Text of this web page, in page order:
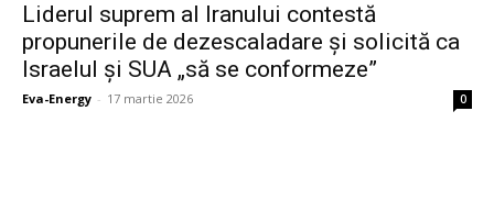
Liderul suprem al Iranului contestă
propunerile de dezescaladare și solicită ca
Israelul și SUA „să se conformeze”
Eva-Energy - 17 martie 2026 0